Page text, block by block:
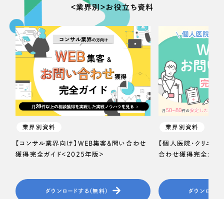
＜業界別＞お役立ち資料
業界別資料
【コンサル業界向け】WEB集客＆問い合わせ
獲得完全ガイド＜2025年版＞
ダウンロードする（無料）
業界別資料
【個人医院・クリニッ
合わせ獲得完全ガイ
ダウンロード